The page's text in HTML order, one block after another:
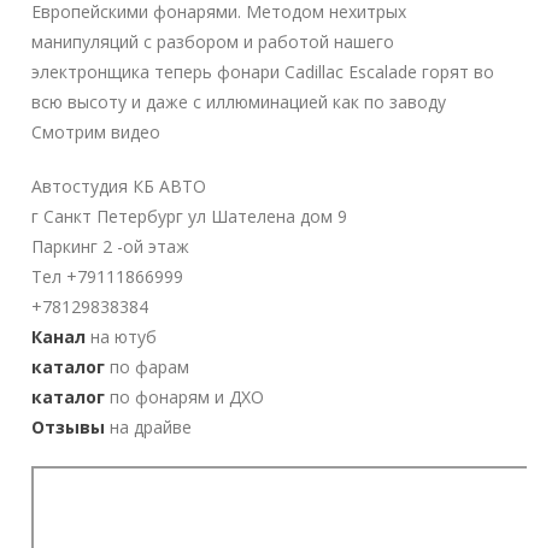
Европейскими фонарями. Методом нехитрых
манипуляций с разбором и работой нашего
электронщика теперь фонари Cadillac Escalade горят во
всю высоту и даже с иллюминацией как по заводу
Смотрим видео
Автостудия КБ АВТО
г Санкт Петербург ул Шателена дом 9
Паркинг 2 -ой этаж
Тел +79111866999
+78129838384
Канал на ютуб
каталог по фарам
каталог по фонарям и ДХО
Отзывы на драйве